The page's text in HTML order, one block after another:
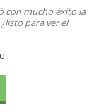
con mucho éxito la
para ver el
0